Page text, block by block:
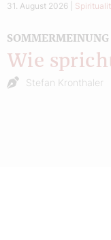
31. August 2026
SOMMERMEINUNG
Wie
Stefan Kronthaler